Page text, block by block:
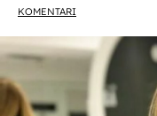
KOMENTARI